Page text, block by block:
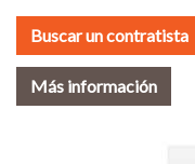
Buscar un contratista
Más información